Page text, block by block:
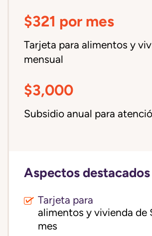
$321 por mes
Tarjeta para alimentos y
mensual
$3,000
Subsidio anual para
Aspectos
Tarjeta para
alimentos y vivienda de
mes